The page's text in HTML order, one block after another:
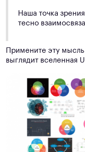
Наша точка
тесно
Примените эту
выглядит вселенная